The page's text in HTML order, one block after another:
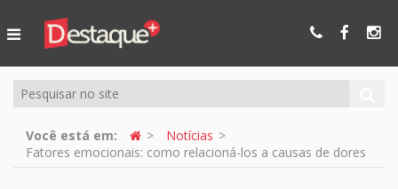
Online
Você está em:
Notícias
Fatores emocionais: como relacioná-los a causas de dores